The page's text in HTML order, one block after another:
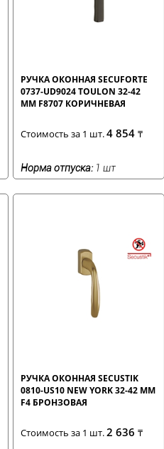
РУЧКА ОКОННАЯ SECUFORTE
0737-UD9024 TOULON 32-42
ММ F8707 КОРИЧНЕВАЯ
Стоимость за 1 шт.4 854 ₸
Норма отпуска:1 шт
РУЧКА ОКОННАЯ SECUSTIK
0810-US10 NEW YORK 32-42 ММ
F4 БРОНЗОВАЯ
Стоимость за 1 шт.2 636 ₸